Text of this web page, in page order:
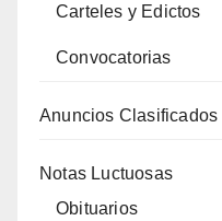
Carteles y Edictos
Convocatorias
Anuncios Clasificados
Notas Luctuosas
Obituarios